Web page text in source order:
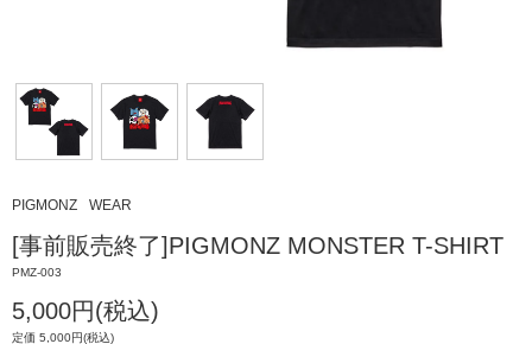
PIGMONZ WEAR
[事前販売終了]PIGMONZ MONSTER T-SHIRT
PMZ-003
5,000円(税込)
定価 5,000円(税込)